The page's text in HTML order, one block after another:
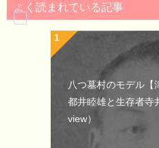
よく読まれている記事
八つ墓村のモデル【
都井睦雄と生存者寺
view）